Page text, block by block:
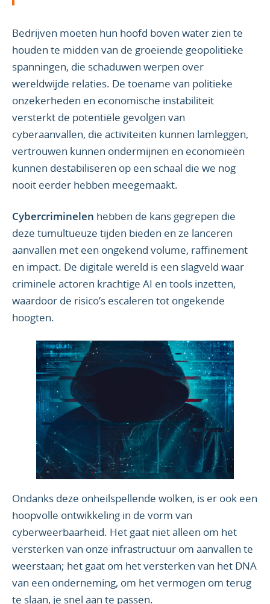
Bedrijven moeten hun hoofd boven water zien te
houden te midden van de groeiende geopolitieke
spanningen, die schaduwen werpen over
wereldwijde relaties. De toename van politieke
onzekerheden en economische instabiliteit
versterkt de potentiële gevolgen van
cyberaanvallen, die activiteiten kunnen lamleggen,
vertrouwen kunnen ondermijnen en economieën
kunnen destabiliseren op een schaal die we nog
nooit eerder hebben meegemaakt.
Cybercriminelen hebben de kans gegrepen die
deze tumultueuze tijden bieden en ze lanceren
aanvallen met een ongekend volume, raffinement
en impact. De digitale wereld is een slagveld waar
criminele actoren krachtige AI en tools inzetten,
waardoor de risico’s escaleren tot ongekende
hoogten.
Ondanks deze onheilspellende wolken, is er ook een
hoopvolle ontwikkeling in de vorm van
cyberweerbaarheid. Het gaat niet alleen om het
versterken van onze infrastructuur om aanvallen te
weerstaan; het gaat om het versterken van het DNA
van een onderneming, om het vermogen om terug
te slaan, je snel aan te passen.